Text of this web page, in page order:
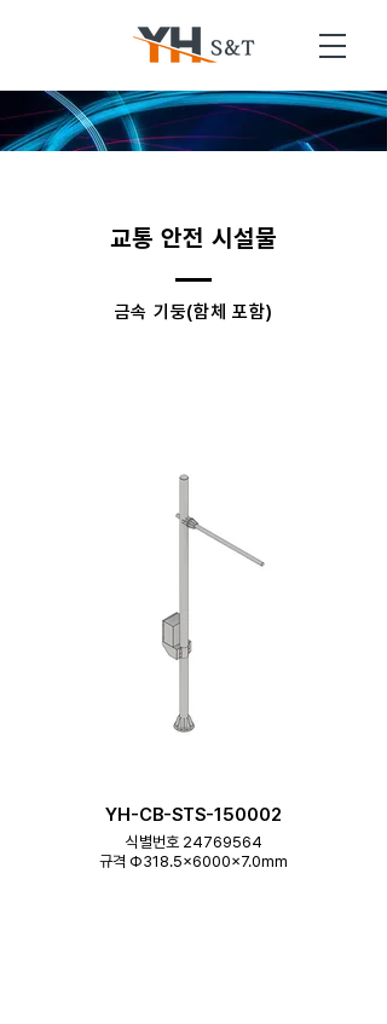
교통 안전 시설물
금속 기둥(함체 포함)
YH-CB-STS-150002
식별번호 24769564
규격 Φ318.5×6000×7.0mm